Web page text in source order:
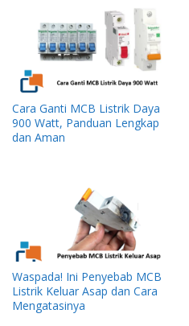
Cara Ganti MCB Listrik Daya
900 Watt, Panduan Lengkap
dan Aman
Waspada! Ini Penyebab MCB
Listrik Keluar Asap dan Cara
Mengatasinya